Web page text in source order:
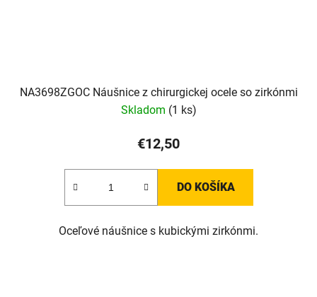
NA3698ZGOC Náušnice z chirurgickej ocele so zirkónmi
Skladom (1 ks)
€12,50
DO KOŠÍKA
Oceľové náušnice s kubickými zirkónmi.